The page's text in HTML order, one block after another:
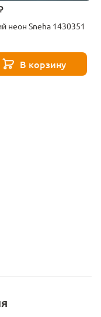
неон Sneha 1430351
В корзину